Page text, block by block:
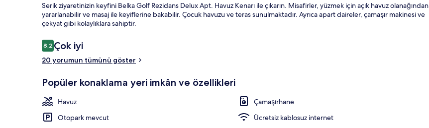
Restoran
Serik ziyaretinizin keyfini Belka Golf Rezidans Delux Apt. Havuz Kenarı ile çıkarın. Misafirler, yüzmek için açık havuz olanağından
yararlanabilir ve masaj ile keyiflerine bakabilir. Çocuk havuzu ve teras sunulmaktadır. Ayrıca apart daireler, çamaşır makinesi ve
çekyat gibi kolaylıklara sahiptir.
Yorumlar
8,28,2/10
Çok iyi
20 yorumun tümünü göster
Popüler konaklama yeri imkân ve özellikleri
Havuz
Çamaşırhane
Otopark mevcut
Ücretsiz kablosuz internet